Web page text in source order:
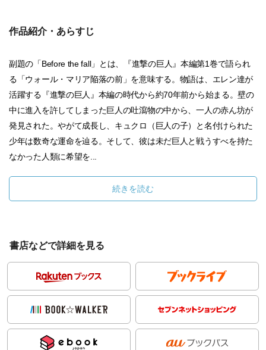
作品紹介・あらすじ
副題の「Before the fall」とは、『進撃の巨人』本編第1巻で語られ
る「ウォール・マリア陥落の前」を意味する。物語は、エレン達が
活躍する『進撃の巨人』本編の時代から約70年前から始まる。壁の
中に進入を許してしまった巨人の吐瀉物の中から、一人の赤ん坊が
発見された。やがて成長し、キュクロ（巨人の子）と名付けられた
少年は数奇な運命を辿る。そして、彼は未だ巨人と戦うすべを持た
なかった人類に希望を...
続きを読む
書店などで詳細を見る